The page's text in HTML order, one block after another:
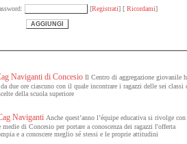
[Registrati] [ Ricordami]
Naviganti di Concesio Il Centro di aggregazione giovanile
due ore ciascuno con il quale incontrare i ragazzi delle sei classi
della scuola superiore
Naviganti Anche quest’anno l’équipe educativa si rivolge con
di Concesio per portare a conoscenza dei ragazzi l'offerta
e a conoscere meglio sé stessi e le proprie attitudini